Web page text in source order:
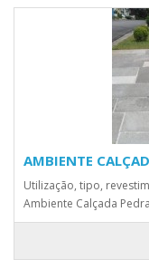
AMBIENTE
Utilização, tipo,
Ambiente Calçada